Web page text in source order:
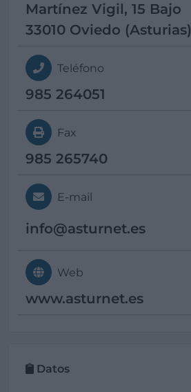
Martínez Vigil, 15 Bajo
33010 Oviedo (Asturias)
Teléfono
985 264051
Fax
985 265740
E-mail
info@asturnet.es
Web
www.asturnet.es
Datos